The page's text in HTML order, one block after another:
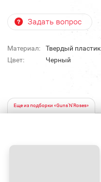
Задать вопрос
Материал:
Твердый пластик
Цвет:
Черный
Еще из подборки «Guns'N'Roses»